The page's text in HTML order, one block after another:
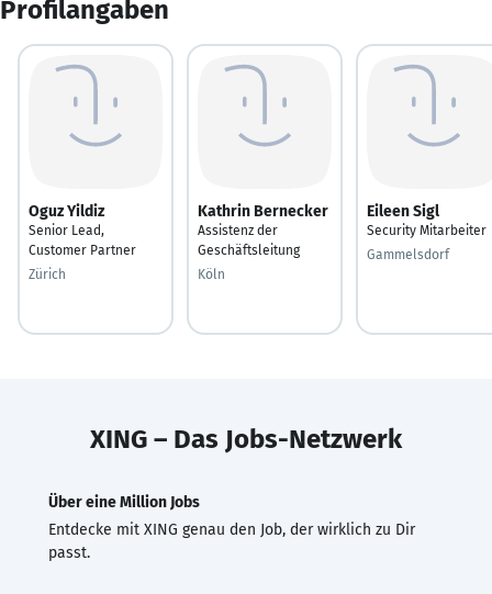
Profilangaben
Oguz Yildiz
Senior Lead,
Customer Partner
Zürich
Kathrin Bernecker
Assistenz der
Geschäftsleitung
Köln
Eileen Sigl
Security Mitarbeiter
Gammelsdorf
XING – Das Jobs-Netzwerk
Über eine Million Jobs
Entdecke mit XING genau den Job, der wirklich zu Dir
passt.